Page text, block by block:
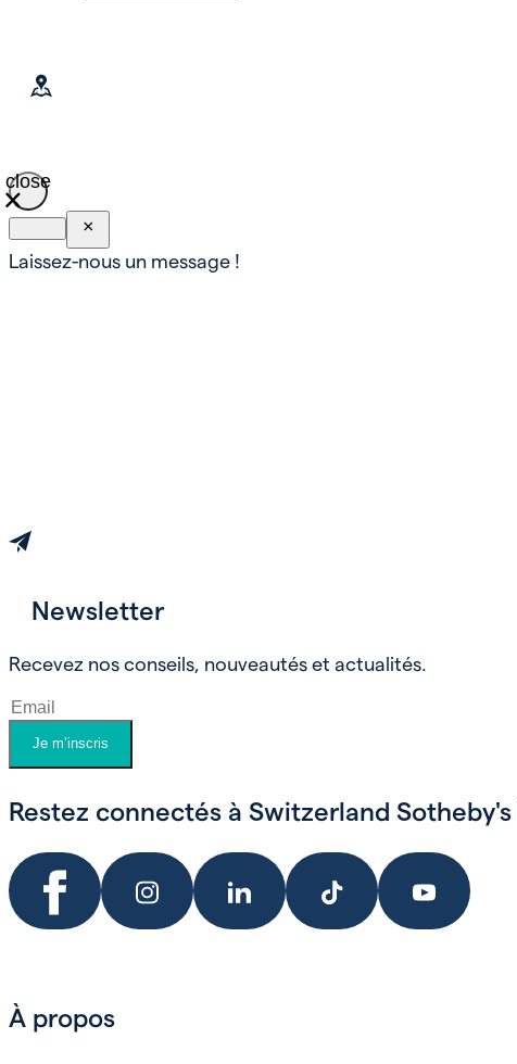
close
×
Laissez-nous un message !
Newsletter
Recevez nos conseils, nouveautés et actualités.
Je m’inscris
Restez connectés à Switzerland
À propos